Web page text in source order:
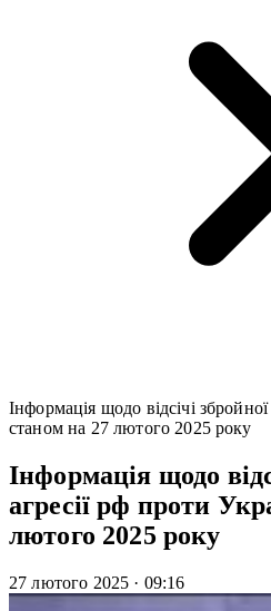
Інформація щодо відсічі
станом на 27 лютого 2025 року
Інформація щодо
агресії рф проти
лютого 2025 року
27 лютого 2025 · 09:16